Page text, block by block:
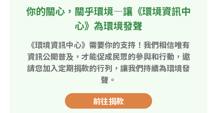
你的關心，關乎環境—讓《環境資訊中
心》為環境發聲
《環境資訊中心》需要你的支持！我們相信唯有
資訊公開普及，才能促成民眾的參與和行動，邀
請您加入定期捐款的行列，讓我們持續為環境發
聲。
前往捐款